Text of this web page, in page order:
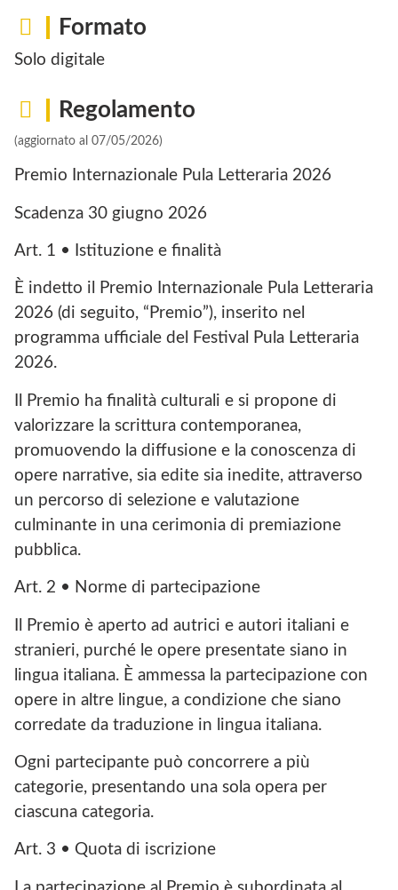
Formato
Solo digitale
Regolamento
(aggiornato al 07/05/2026)
Premio Internazionale Pula Letteraria 2026
Scadenza 30 giugno 2026
Art. 1 • Istituzione e finalità
È indetto il Premio Internazionale Pula Letteraria
2026 (di seguito, “Premio”), inserito nel
programma ufficiale del Festival Pula Letteraria
2026.
Il Premio ha finalità culturali e si propone di
valorizzare la scrittura contemporanea,
promuovendo la diffusione e la conoscenza di
opere narrative, sia edite sia inedite, attraverso
un percorso di selezione e valutazione
culminante in una cerimonia di premiazione
pubblica.
Art. 2 • Norme di partecipazione
Il Premio è aperto ad autrici e autori italiani e
stranieri, purché le opere presentate siano in
lingua italiana. È ammessa la partecipazione con
opere in altre lingue, a condizione che siano
corredate da traduzione in lingua italiana.
Ogni partecipante può concorrere a più
categorie, presentando una sola opera per
ciascuna categoria.
Art. 3 • Quota di iscrizione